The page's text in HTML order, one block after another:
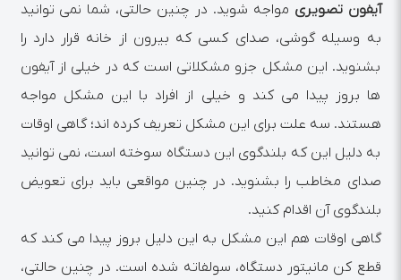
آیفون تصویری مواجه شوید. در چنین حالتی، شما نمی توانید
به وسیله گوشی، صدای کسی که بیرون از خانه قرار دارد را
بشنوید. این مشکل جزو مشکلاتی است که در خیلی از آیفون
ها بروز پیدا می کند و خیلی از افراد با این مشکل مواجه
هستند. سه علت برای این مشکل تعریف کرده اند؛ گاهی اوقات
به دلیل این که بلندگوی این دستگاه سوخته است، نمی توانید
صدای مخاطب را بشنوید. در چنین مواقعی باید برای تعویض
بلندگوی آن اقدام کنید.
گاهی اوقات هم این مشکل به این دلیل بروز پیدا می کند که
قطع کن مانیتور دستگاه، سولفاته شده است. در چنین حالتی،